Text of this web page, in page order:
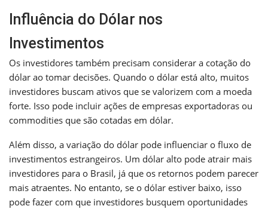
Influência do Dólar nos
Investimentos
Os investidores também precisam considerar a cotação do
dólar ao tomar decisões. Quando o dólar está alto, muitos
investidores buscam ativos que se valorizem com a moeda
forte. Isso pode incluir ações de empresas exportadoras ou
commodities que são cotadas em dólar.
Além disso, a variação do dólar pode influenciar o fluxo de
investimentos estrangeiros. Um dólar alto pode atrair mais
investidores para o Brasil, já que os retornos podem parecer
mais atraentes. No entanto, se o dólar estiver baixo, isso
pode fazer com que investidores busquem oportunidades